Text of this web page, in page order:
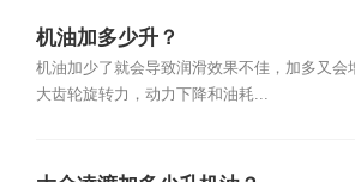
机油加多少升？
机油加少了就会导致润滑效果不佳，加多又会
大齿轮旋转力，动力下降和油耗...